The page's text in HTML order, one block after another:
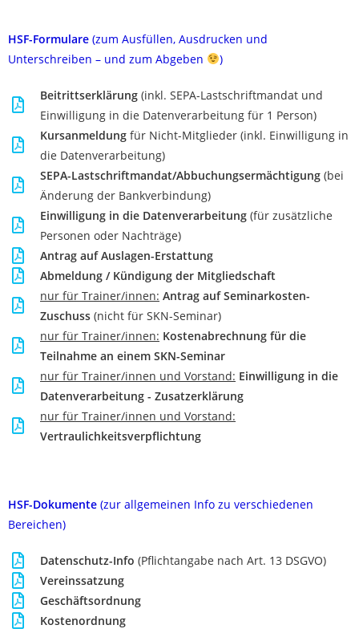
HSF-Formulare (zum Ausfüllen, Ausdrucken und
Unterschreiben – und zum Abgeben
)
Beitrittserklärung (inkl. SEPA-Lastschriftmandat und
Einwilligung in die Datenverarbeitung für 1 Person)
Kursanmeldung für Nicht-Mitglieder (inkl. Einwilligung in
die Datenverarbeitung)
SEPA-Lastschriftmandat/Abbuchungsermächtigung (bei
Änderung der Bankverbindung)
Einwilligung in die Datenverarbeitung (für zusätzliche
Personen oder Nachträge)
Antrag auf Auslagen-Erstattung
Abmeldung / Kündigung der Mitgliedschaft
nur für Trainer/innen: Antrag auf Seminarkosten-
Zuschuss (nicht für SKN-Seminar)
nur für Trainer/innen: Kostenabrechnung für die
Teilnahme an einem SKN-Seminar
nur für Trainer/innen und Vorstand: Einwilligung in die
Datenverarbeitung - Zusatzerklärung
nur für Trainer/innen und Vorstand:
Vertraulichkeitsverpflichtung
HSF-Dokumente (zur allgemeinen Info zu verschiedenen
Bereichen)
Datenschutz-Info (Pflichtangabe nach Art. 13 DSGVO)
Vereinssatzung
Geschäftsordnung
Kostenordnung